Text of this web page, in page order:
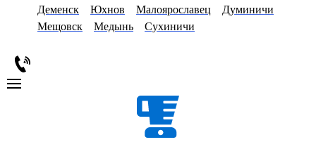
Деменск
Юхнов Малоярославец
Думиничи
Мещовск
Медынь Сухиничи